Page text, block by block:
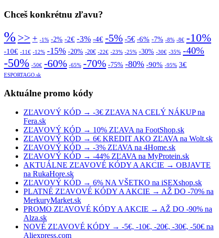
Chceš konkrétnu zľavu?
%>> + -1% -2% -2€ -3% -4€ -5% -5€ -6% -7% -8% -8€ -10%
-10€ -11€ -12% -15% -20% -20€ -22€ -23% -25% -30% -30€ -35% -40%
-50% -50€ -60% -65% -70% -75% -80% -90% -95% 3€
ESPORTAGO.sk
Aktuálne promo kódy
ZĽAVOVÝ KÓD → -3€ ZĽAVA NA CELÝ NÁKUP na
Fera.sk
ZĽAVOVÝ KÓD → 10% ZĽAVA na FootShop.sk
ZĽAVOVÝ KÓD → 6€ KREDIT AKO ZĽAVA na Wolt.sk
ZĽAVOVÝ KÓD → -3% ZĽAVA na 4Home.sk
ZĽAVOVÝ KÓD → -44% ZĽAVA na MyProtein.sk
AKTUÁLNE ZĽAVOVÉ KÓDY A AKCIE → OBJAVTE
na RukaHore.sk
ZĽAVOVÝ KÓD → 6% NA VŠETKO na iSEXshop.sk
PLATNÉ ZĽAVOVÉ KÓDY A AKCIE → AŽ DO -70% na
MerkuryMarket.sk
PROMO ZĽAVOVÉ KÓDY A AKCIE → AŽ DO -90% na
Alza.sk
NOVÉ ZĽAVOVÉ KÓDY → -5€, -10€, -20€, -30€, -50€ na
Aliexpress.com